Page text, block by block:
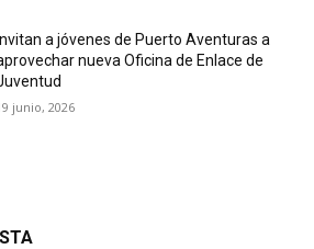
Invitan a jóvenes de Puerto Aventuras a
nueva Oficina de Enlace de
junio, 2026